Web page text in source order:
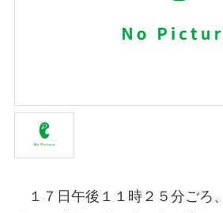
１７日午後１１時２５分ごろ